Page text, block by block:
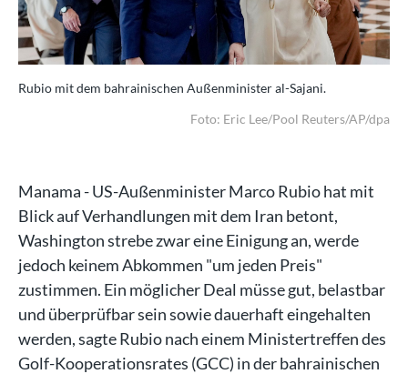
Rubio mit dem bahrainischen Außenminister al-Sajani.
Foto: Eric Lee/Pool Reuters/AP/dpa
Manama - US-Außenminister Marco Rubio hat mit
Blick auf Verhandlungen mit dem Iran betont,
Washington strebe zwar eine Einigung an, werde
jedoch keinem Abkommen "um jeden Preis"
zustimmen. Ein möglicher Deal müsse gut, belastbar
und überprüfbar sein sowie dauerhaft eingehalten
werden, sagte Rubio nach einem Ministertreffen des
Golf-Kooperationsrates (GCC) in der bahrainischen